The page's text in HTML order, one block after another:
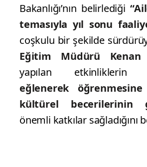
Bakanlığı’nın belirlediği
temasıyla yıl sonu
coşkulu bir şekilde
Eğitim Müdürü Kenan
yapılan etkinliklerin
eğlenerek
kültürel becerilerinin
önemli katkılar sağladığını